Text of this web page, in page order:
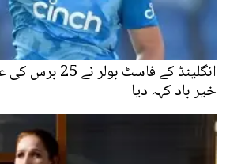
انگلینڈ کے فاسٹ
خیر باد کہہ دیا